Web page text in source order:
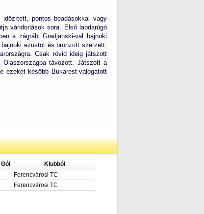
pontos beadásokkal vagy
vándorlások sora. Első labdarúgó
a zágrábi Gradjanski-val bajnoki
ezüstöt és bronzott szerzett.
Csak rövid ideig játszott
Olaszországba távozott. Játszott a
ezeket később Bukarest-válogatott
Gól
Klubból
Ferencvárosi TC
Ferencvárosi TC